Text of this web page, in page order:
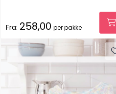
Fra: 258,00 per pakke